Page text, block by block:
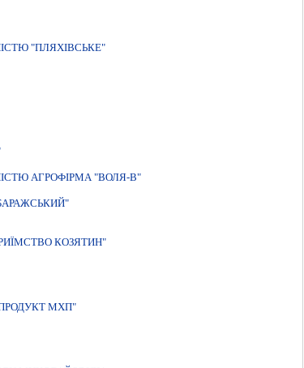
"ПЛЯХІВСЬКЕ"
АГРОФIРМА "ВОЛЯ-В"
КОЗЯТИН"
МХП"